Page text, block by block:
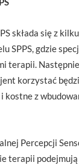
składa się z
SPPS, gdzie
terapii.
korzystać
z
Percepcji
terapii